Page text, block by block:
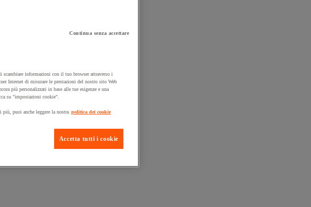
Prodotti in pronta consegna
Continua senza accettare
informazioni con il tuo browser attraverso i
Internet di misurare le prestazioni del nostro sito Web
più personalizzati in base alle tue esigenze e una
su "impostazioni cookie".
puoi anche leggere la nostra politica dei cookie
Accetta tutti i cookie